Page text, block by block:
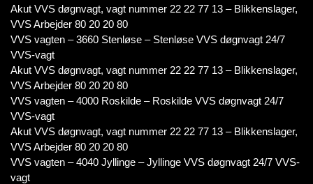
Akut VVS døgnvagt, vagt nummer 22 22 77 13 – Blikkenslager,
VVS Arbejder 80 20 20 80
VVS vagten – 3660 Stenløse – Stenløse VVS døgnvagt 24/7
VVS-vagt
Akut VVS døgnvagt, vagt nummer 22 22 77 13 – Blikkenslager,
VVS Arbejder 80 20 20 80
VVS vagten – 4000 Roskilde – Roskilde VVS døgnvagt 24/7
VVS-vagt
Akut VVS døgnvagt, vagt nummer 22 22 77 13 – Blikkenslager,
VVS Arbejder 80 20 20 80
VVS vagten – 4040 Jyllinge – Jyllinge VVS døgnvagt 24/7 VVS-
vagt